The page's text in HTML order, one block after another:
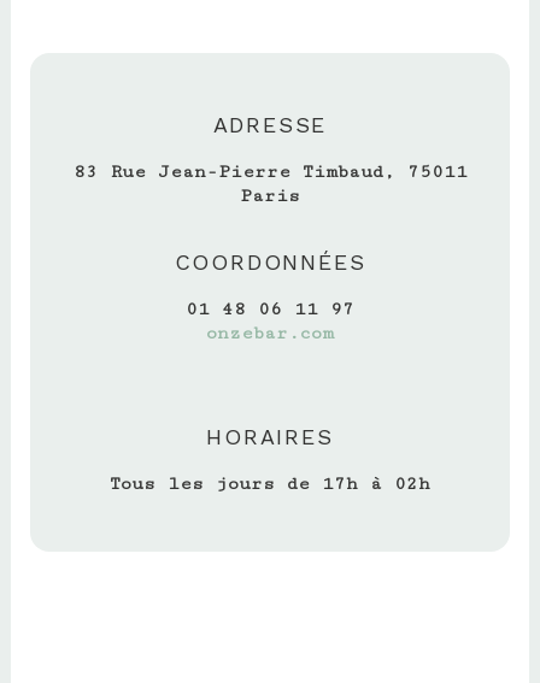
ADRESSE
83 Rue Jean-Pierre Timbaud, 75011
Paris
COORDONNÉES
01 48 06 11 97
onzebar.com
HORAIRES
Tous les jours de 17h à 02h